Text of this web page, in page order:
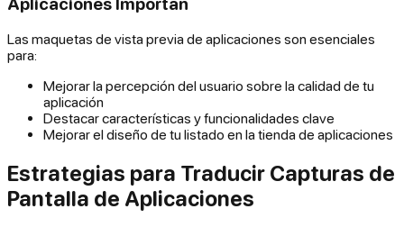
Las maquetas de vista previa de aplicaciones son esenciales
para:
Mejorar la percepción del usuario sobre la calidad de tu
aplicación
Destacar características y funcionalidades clave
Mejorar el diseño de tu listado en la tienda de aplicaciones
Estrategias para Traducir Capturas de
Pantalla de Aplicaciones